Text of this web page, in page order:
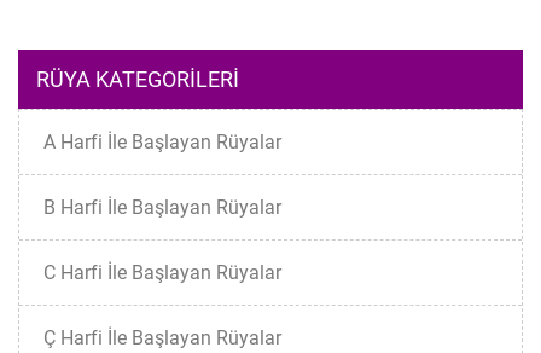
RÜYA KATEGORILERI
A Harfi İle Başlayan Rüyalar
B Harfi İle Başlayan Rüyalar
C Harfi İle Başlayan Rüyalar
Ç Harfi İle Başlayan Rüyalar